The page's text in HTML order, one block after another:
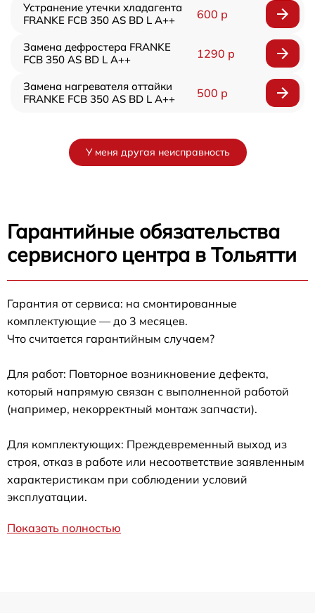
Устранение утечки хладагента
FRANKE FCB 350 AS BD L A++
600 р
Замена дефростера FRANKE
FCB 350 AS BD L A++
1290 р
Замена нагревателя оттайки
FRANKE FCB 350 AS BD L A++
500 р
У меня другая неисправность
Гарантийные обязательства
сервисного центра в Тольятти
Гарантия от сервиса: на смонтированные
комплектующие — до 3 месяцев.
Что считается гарантийным случаем?
Для работ: Повторное возникновение дефекта,
который напрямую связан с выполненной работой
(например, некорректный монтаж запчасти).
Для комплектующих: Преждевременный выход из
строя, отказ в работе или несоответствие заявленным
характеристикам при соблюдении условий
эксплуатации.
Показать полностью